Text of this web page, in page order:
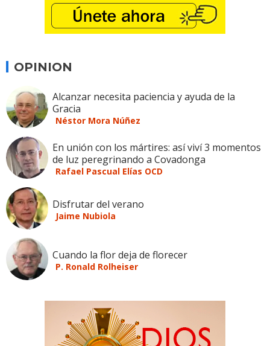
OPINION
Alcanzar necesita paciencia y ayuda de la
Gracia
Néstor Mora Núñez
En unión con los mártires: así viví 3 momentos
de luz peregrinando a Covadonga
Rafael Pascual Elías OCD
Disfrutar del verano
Jaime Nubiola
Cuando la flor deja de florecer
P. Ronald Rolheiser